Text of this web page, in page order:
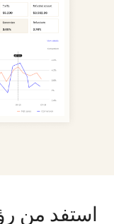
استفد من